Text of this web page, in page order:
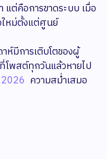
แต่คือการขาดระบบ เมื่อ
หม่ตั้งแต่ศูนย์
มีการเติบโตของผู้
โพสต์ทุกวันแล้วหายไป
ความสม่ำเสมอ